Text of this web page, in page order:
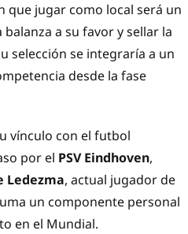
que jugar como local será un
a su favor y sellar la
selección se integraría a un
desde la fase
vínculo con el futbol
por el PSV Eindhoven,
Ledezma, actual jugador de
un componente personal
en el Mundial.